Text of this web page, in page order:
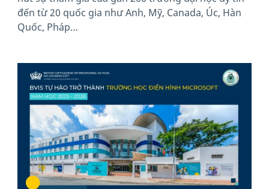
đến từ 20 quốc gia như Anh, Mỹ, Canada, Úc, Hàn
Quốc, Pháp…